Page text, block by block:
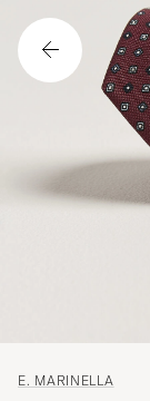
E. MARINELLA